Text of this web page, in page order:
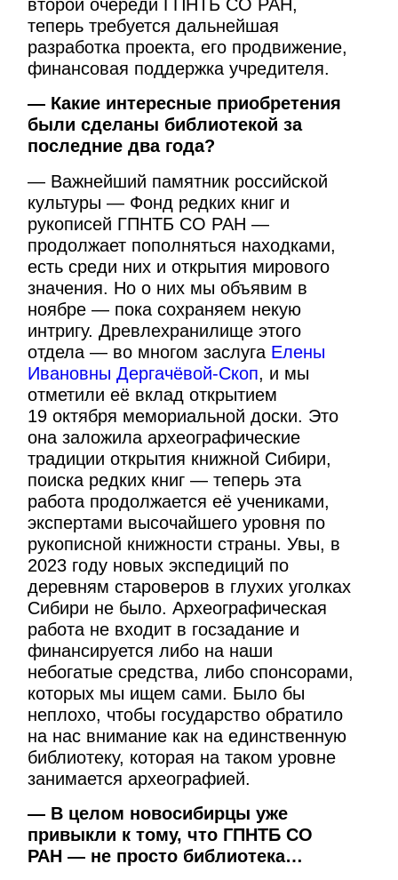
второй очереди ГПНТБ СО РАН,
теперь требуется дальнейшая
разработка проекта, его продвижение,
финансовая поддержка учредителя.
— Какие интересные приобретения
были сделаны библиотекой за
последние два года?
— Важнейший памятник российской
культуры — Фонд редких книг и
рукописей ГПНТБ СО РАН —
продолжает пополняться находками,
есть среди них и открытия мирового
значения. Но о них мы объявим в
ноябре — пока сохраняем некую
интригу. Древлехранилище этого
отдела — во многом заслуга Елены
Ивановны Дергачёвой-Скоп, и мы
отметили её вклад открытием
19 октября мемориальной доски. Это
она заложила археографические
традиции открытия книжной Сибири,
поиска редких книг — теперь эта
работа продолжается её учениками,
экспертами высочайшего уровня по
рукописной книжности страны. Увы, в
2023 году новых экспедиций по
деревням староверов в глухих уголках
Сибири не было. Археографическая
работа не входит в госзадание и
финансируется либо на наши
небогатые средства, либо спонсорами,
которых мы ищем сами. Было бы
неплохо, чтобы государство обратило
на нас внимание как на единственную
библиотеку, которая на таком уровне
занимается археографией.
— В целом новосибирцы уже
привыкли к тому, что ГПНТБ СО
РАН — не просто библиотека…